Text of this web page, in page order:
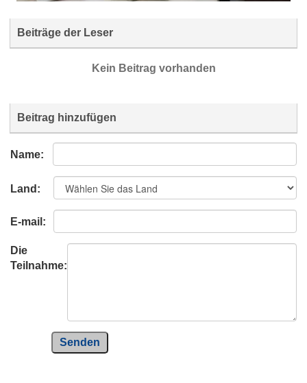
Beiträge der Leser
Kein Beitrag vorhanden
Beitrag hinzufügen
Name:
Land:
E-mail:
Die
Teilnahme:
Senden